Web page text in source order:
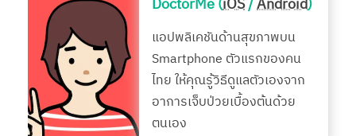
แอปพลิเคชันด้านสุขภาพบน
Smartphone ตัวแรกของคน
ไทย ให้คุณรู้วิธีดูแลตัวเองจาก
อาการเจ็บป่วยเบื้องต้นด้วย
ตนเอง